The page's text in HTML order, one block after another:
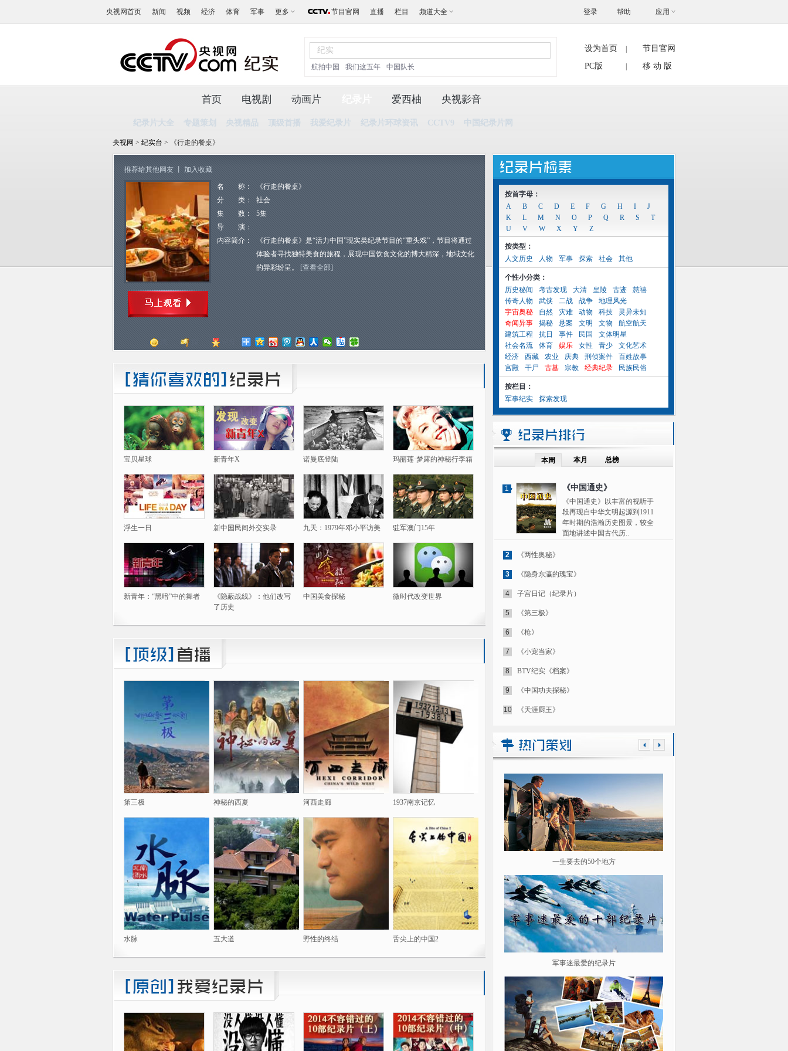
央视网首页 新闻 视频 经济 体育 军事 更多 节目官网 直播 栏目 频道大全 帮助 应用
登录
航拍中国 我们这五年 中国队长
设为首页
节目官网
PC版
移 动 版
首页 电视剧 动画片
纪录片大全 专题策划 央视精品 顶级首播 我爱纪录片 纪录片环球资讯 CCTV9 中国纪录片网
爱西柚 央视影音
央视网 > 纪实台 > 《行走的餐桌》
推荐给其他网友 加入收藏
名 称：
《行走的餐桌》
分 类：
社会
集 数：
5集
导 演：
内容简介：
《行走的餐桌》是“活力中国”现实类纪录节目的“重头戏”，节目将通过
体验者寻找独特美食的旅程，展现中国饮食文化的博大精深，地域文化
的异彩纷呈。
[查看全部]
宝贝星球 新青年X 诺曼底登陆 玛丽莲·梦露的神秘行李箱
浮生一日 新中国民间外交实录 九天：1979年邓小平访美 驻军澳门15年
新青年：“黑暗”中的舞者
《隐蔽战线》：他们改写
了历史
中国美食探秘 微时代改变世界
第三极 神秘的西夏 河西走廊 1937南京记忆
水脉 五大道 野性的终结 舌尖上的中国2
按首字母：
A
B C D E F G H I
J
K
L M N O P Q R S
T
U
V W X Y Z
按类型：
人文历史
人物 军事 探索 社会 其他
个性小分类：
历史秘闻
考古发现 大清 皇陵 古迹
慈禧
传奇人物
武侠 二战 战争
地理风光
宇宙奥秘
自然 灾难 动物 科技
灵异未知
奇闻异事
揭秘 悬案 文明 文物
航空航天
建筑工程
抗日 事件 民国
文体明星
社会名流
体育 娱乐 女性 青少
文化艺术
经济
西藏 农业 庆典 刑侦案件
百姓故事
宫殿
干尸 古墓 宗教 经典纪录 民族民俗
按栏目：
军事纪实
探索发现
本周 本月 总榜
1 《中国通史》
《中国通史》以丰富的视听手
段再现自中华文明起源到1911
年时期的浩瀚历史图景，较全
面地讲述中国古代历..
2 《两性奥秘》
3 《隐身东瀛的瑰宝》
4 子宫日记（纪录片）
5 《第三极》
6 《枪》
7 《小宠当家》
8 BTV纪实《档案》
9 《中国功夫探秘》
10 《天涯厨王》
一生要去的50个地方
军事迷最爱的纪录片